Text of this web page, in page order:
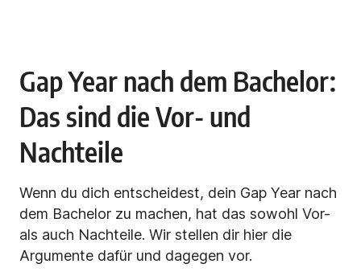
Gap Year nach dem Bachelor:
Das sind die Vor- und
Nachteile
Wenn du dich entscheidest, dein Gap Year nach
dem Bachelor zu machen, hat das sowohl Vor-
als auch Nachteile. Wir stellen dir hier die
Argumente dafür und dagegen vor.